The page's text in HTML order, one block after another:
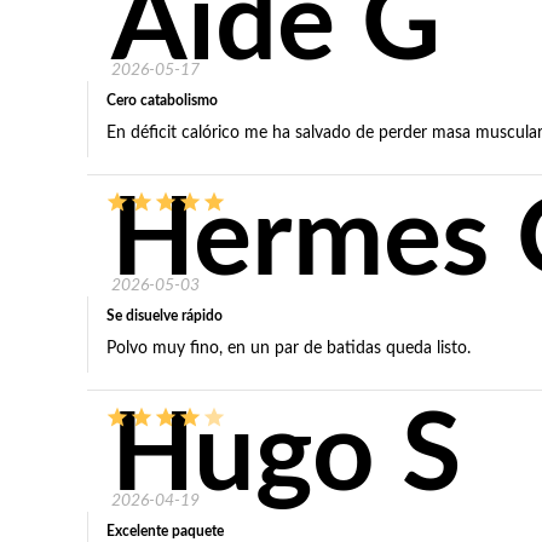
Aide G
2026-05-17
Cero catabolismo
En déficit calórico me ha salvado de perder masa
Hermes
2026-05-03
Se disuelve rápido
Polvo muy fino, en un par de batidas queda listo.
Hugo S
2026-04-19
Excelente paquete